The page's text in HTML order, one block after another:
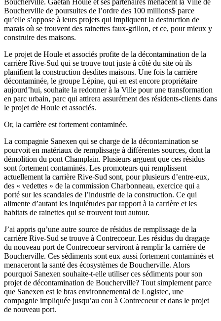
Boucherville de poursuites de l’ordre des 100 millions$ parce
qu’elle s’oppose à leurs projets qui impliquent la destruction de
marais où se trouvent des rainettes faux-grillon, et ce, pour mieux y
construire des maisons.
Le projet de Houle et associés profite de la décontamination de la
carrière Rive-Sud qui se trouve tout juste à côté du site où ils
planifient la construction desdites maisons. Une fois la carrière
décontaminée, le groupe Lépine, qui en est encore propriétaire
aujourd’hui, souhaite la redonner à la Ville pour une transformation
en parc urbain, parc qui attirera assurément des résidents-clients dans
le projet de Houle et associés.
Or, la carrière est fortement contaminée.
La compagnie Sanexen qui se charge de la décontamination se
pourvoit en matériaux de remplissage à différentes sources, dont la
démolition du pont Champlain. Plusieurs arguent que ces résidus
sont fortement contaminés. Les promoteurs qui remplissent
actuellement la carrière Rive-Sud sont, pour plusieurs d’entre-eux,
des « vedettes » de la commission Charbonneau, exercice qui a
porté sur les scandales de l’industrie de la construction. Ce qui
alimente d’autant les inquiétudes par rapport à la carrière et les
habitats de rainettes qui se trouvent tout autour.
J’ai appris qu’une autre source de résidus de remplissage de la
carrière Rive-Sud se trouve à Contrecoeur. Les résidus du dragage
du nouveau port de Contrecoeur serviront à remplir la carrière de
Boucherville. Ces sédiments sont eux aussi fortement contaminés et
menaceront la santé des écosystèmes de Boucherville. Alors
pourquoi Sanexen souhaite-t-elle utiliser ces sédiments pour son
projet de décontamination de Boucherville? Tout simplement parce
que Sanexen est le bras environnemental de Logistec, une
compagnie impliquée jusqu’au cou à Contrecoeur et dans le projet
de nouveau port.